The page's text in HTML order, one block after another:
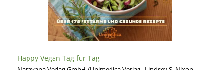
Happy Vegan Tag für Tag